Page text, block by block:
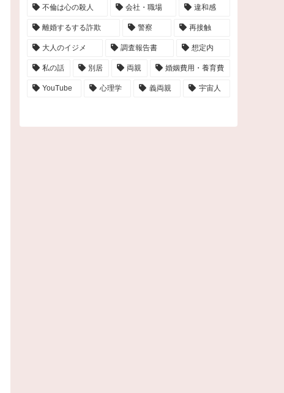
不倫は心の殺人 会社・職場 違和感
離婚するする詐欺 警察 再接触
大人のイジメ 調査報告書 想定内
私の話 別居 両親 婚姻費用・養育費
YouTube 心理学 義両親 宇宙人